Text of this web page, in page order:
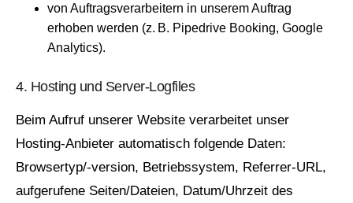
von Auftragsverarbeitern in unserem Auftrag
erhoben werden (z. B. Pipedrive Booking, Google
Analytics).
4. Hosting und Server‑Logfiles
Beim Aufruf unserer Website verarbeitet unser
Hosting‑Anbieter automatisch folgende Daten:
Browsertyp/-version, Betriebssystem, Referrer‑URL,
aufgerufene Seiten/Dateien, Datum/Uhrzeit des